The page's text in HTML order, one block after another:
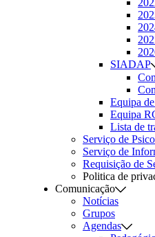
SIADAP
Equipa
Equipa
Lista de
Serviço de
Serviço de
Requisição de
Politica de
Comunicação
Notícias
Grupos
Agendas